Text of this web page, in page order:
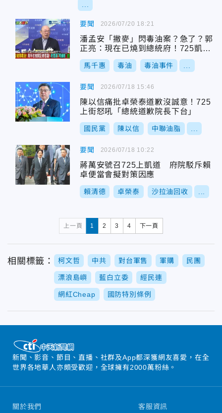
要聞
潘孟安「撇麥」閃毒油案？急了？郭
正亮：現在已燒到總統府！725凱道
將成民怨破口！
馬千惠 毒油 毒油事件
2026/07/20 18:21
要聞
陳以信痛批卓榮泰道歉沒誠意！725
上街怒吼「總統道歉院長下台」
國民黨 陳以信 中聯油脂
2026/07/18 15:46
要聞
蔣萬安號召725上凱道 府院駁斥賴
卓便當會擬對策因應
賴清德 卓榮泰 沙拉油回收
2026/07/18 10:22
上一頁 1 2 3 4 下一頁
相關標籤： 柯文哲 中共 對台軍售 軍購 民團
漂浪島嶼 藍白立委 經民連
網紅Cheap 國防特別條例
新聞、影音、節目、直播、社群及App都深獲網友喜愛，在全
世界各地華人亦頗受歡迎，全球擁有2000萬粉絲。
關於我們 客服資訊